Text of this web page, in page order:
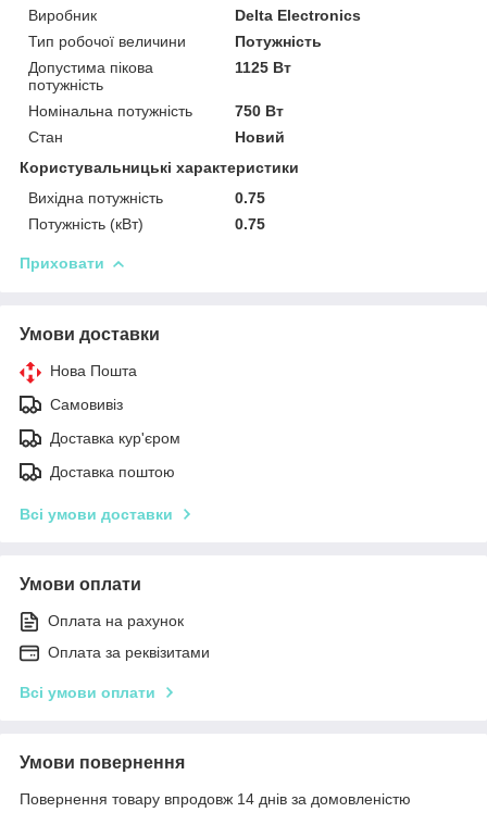
Виробник
Delta Electronics
Тип робочої величини
Потужність
Допустима пікова
потужність
1125 Вт
Номінальна потужність
750 Вт
Стан
Новий
Користувальницькі характеристики
Вихідна потужність
0.75
Потужність (кВт)
0.75
Приховати
Умови доставки
Нова Пошта
Самовивіз
Доставка кур'єром
Доставка поштою
Всі умови доставки
Умови оплати
Оплата на рахунок
Оплата за реквізитами
Всі умови оплати
Умови повернення
Повернення товару впродовж 14 днів за домовленістю